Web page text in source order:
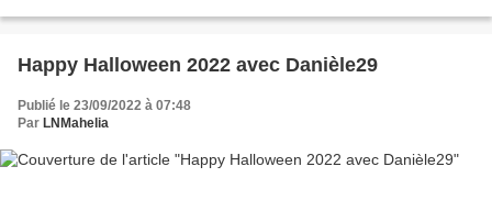
Happy Halloween 2022 avec Danièle29
Publié le 23/09/2022 à 07:48
Par LNMahelia